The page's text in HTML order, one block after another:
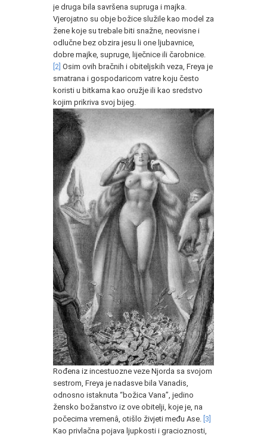
je druga bila savršena supruga i majka.
Vjerojatno su obje božice služile kao model za
žene koje su trebale biti snažne, neovisne i
odlučne bez obzira jesu li one ljubavnice,
dobre majke, supruge, liječnice ili čarobnice.
[2] Osim ovih bračnih i obiteljskih veza, Freya je
smatrana i gospodaricom vatre koju često
koristi u bitkama kao oružje ili kao sredstvo
kojim prikriva svoj bijeg.
Rođena iz incestuozne veze Njorda sa svojom
sestrom, Freya je nadasve bila Vanadis,
odnosno istaknuta “božica Vana”, jedino
žensko božanstvo iz ove obitelji, koje je, na
počecima vremenâ, otišlo živjeti među Ase. [3]
Kao privlačna pojava ljupkosti i gracioznosti,